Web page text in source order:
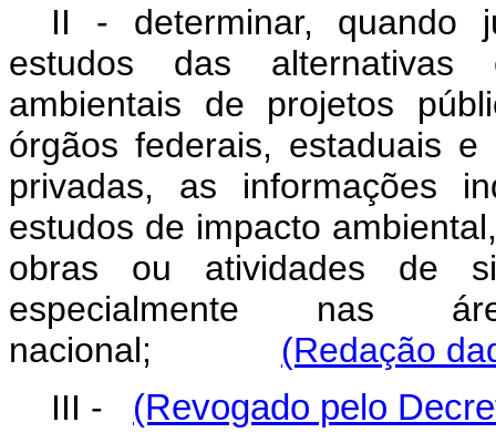
II - determinar, quando
estudos das alternativas
ambientais de projetos
órgãos federais, estaduais
privadas, as informações
estudos de impacto
obras ou atividades de
especialmente nas
nacional; (Redação
III - (Revogado pelo